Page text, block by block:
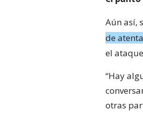
Aún así,
de
el
“Hay
otras